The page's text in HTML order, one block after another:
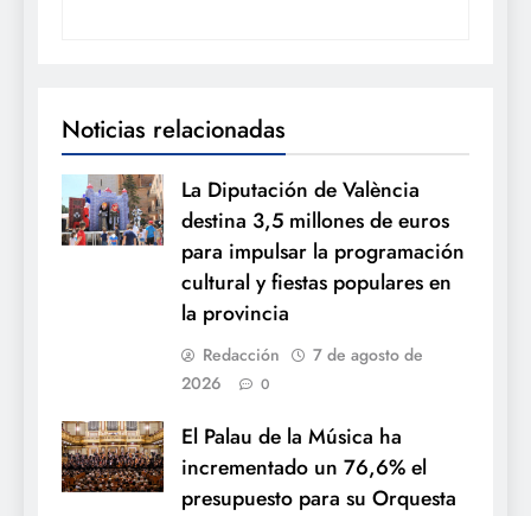
Noticias relacionadas
La Diputación de València
destina 3,5 millones de euros
para impulsar la programación
cultural y fiestas populares en
la provincia
Redacción
7 de agosto de
2026
0
El Palau de la Música ha
incrementado un 76,6% el
presupuesto para su Orquesta